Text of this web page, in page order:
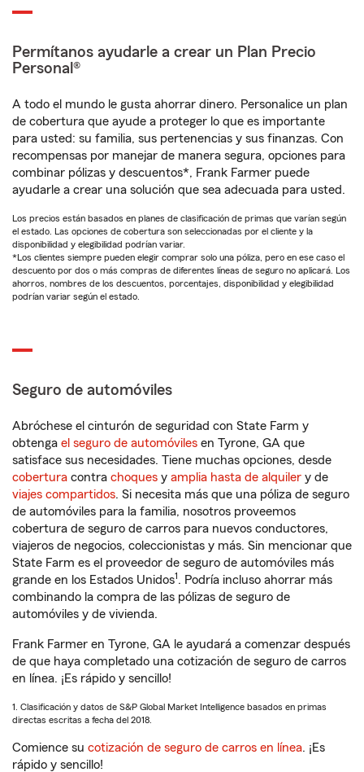
Permítanos ayudarle a crear un Plan Precio
Personal®
A todo el mundo le gusta ahorrar dinero. Personalice un plan
de cobertura que ayude a proteger lo que es importante
para usted: su familia, sus pertenencias y sus finanzas. Con
recompensas por manejar de manera segura, opciones para
combinar pólizas y descuentos*, Frank Farmer puede
ayudarle a crear una solución que sea adecuada para usted.
Los precios están basados en planes de clasificación de primas que varían según
el estado. Las opciones de cobertura son seleccionadas por el cliente y la
disponibilidad y elegibilidad podrían variar.
*Los clientes siempre pueden elegir comprar solo una póliza, pero en ese caso el
descuento por dos o más compras de diferentes líneas de seguro no aplicará. Los
ahorros, nombres de los descuentos, porcentajes, disponibilidad y elegibilidad
podrían variar según el estado.
Seguro de automóviles
Abróchese el cinturón de seguridad con State Farm y
obtenga el seguro de automóviles en Tyrone, GA que
satisface sus necesidades. Tiene muchas opciones, desde
cobertura contra choques y amplia hasta de alquiler y de
viajes compartidos. Si necesita más que una póliza de seguro
de automóviles para la familia, nosotros proveemos
cobertura de seguro de carros para nuevos conductores,
viajeros de negocios, coleccionistas y más. Sin mencionar que
State Farm es el proveedor de seguro de automóviles más
grande en los Estados Unidos1. Podría incluso ahorrar más
combinando la compra de las pólizas de seguro de
automóviles y de vivienda.
Frank Farmer en Tyrone, GA le ayudará a comenzar después
de que haya completado una cotización de seguro de carros
en línea. ¡Es rápido y sencillo!
1. Clasificación y datos de S&P Global Market Intelligence basados en primas
directas escritas a fecha del 2018.
Comience su cotización de seguro de carros en línea. ¡Es
rápido y sencillo!